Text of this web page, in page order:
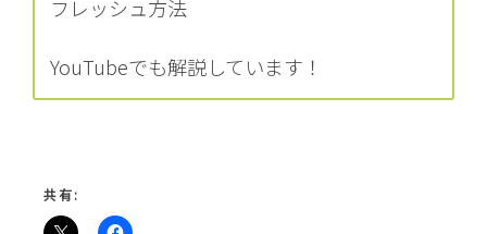
フレッシュ方法
YouTubeでも解説しています！
共有: